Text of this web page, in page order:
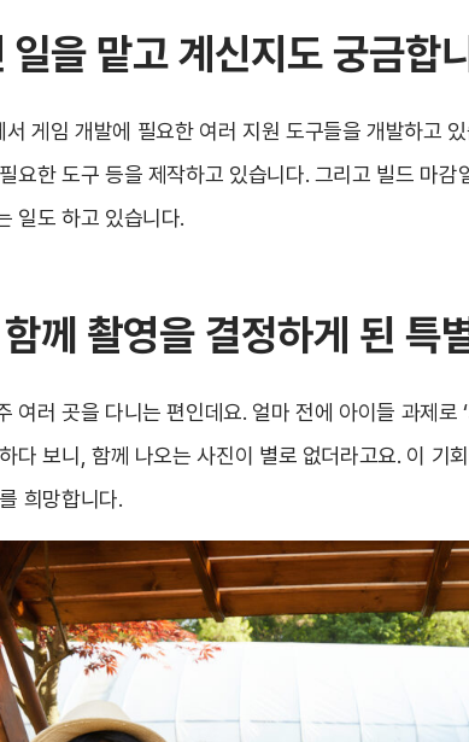
일을 맡고 계신지도 궁금합
게임 개발에 필요한 여러 지원 도구들을 개발하고
요한 도구 등을 제작하고 있습니다. 그리고 빌드 마감
일도 하고 있습니다.
께 촬영을 결정하게 된 특
여러 곳을 다니는 편인데요. 얼마 전에 아이들 과제로
다 보니, 함께 나오는 사진이 별로 없더라고요. 이 기
희망합니다.